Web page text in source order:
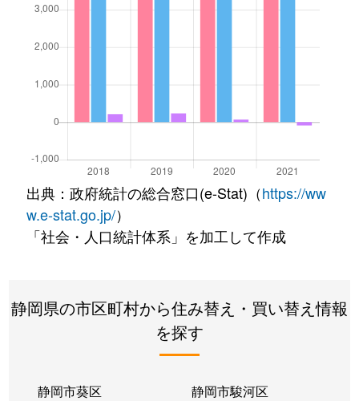
出典：政府統計の総合窓口(e-Stat)（https://ww
w.e-stat.go.jp/）
「社会・人口統計体系」を加工して作成
静岡県の市区町村から住み替え・買い替え情報
を探す
静岡市葵区 静岡市駿河区